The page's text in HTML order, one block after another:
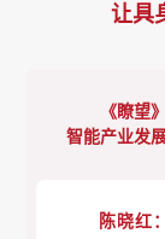
让具
《瞭望》
智能产业发展
陈晓红：